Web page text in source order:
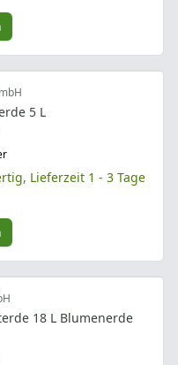
5 L
Lieferzeit 1 - 3 Tage
18 L Blumenerde